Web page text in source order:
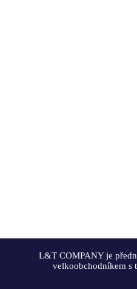
L&T COMPANY je
velkoobchodníkem s